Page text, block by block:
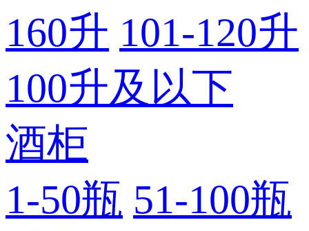
160升 101-120升
100升及以下
酒柜
1-50瓶 51-100瓶